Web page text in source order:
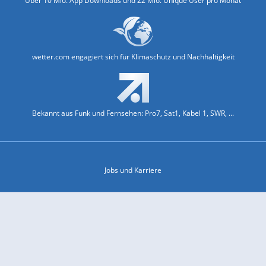
wetter.com engagiert sich für Klimaschutz und Nachhaltigkeit
Bekannt aus Funk und Fernsehen: Pro7, Sat1, Kabel 1, SWR, ...
Jobs und Karriere